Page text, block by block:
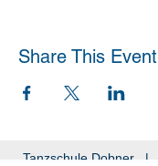
Share This Event
Tanzschule Dobner |